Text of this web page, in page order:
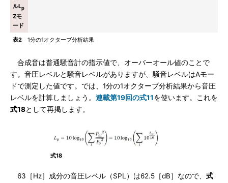
ルLp
Zモ
ード
表2 1分の1オクターブ分析結果
合成音は普通騒音計の指示値で、オーバーオール値のことで
す。音圧レベルと騒音レベルがありますが、騒音レベルはAモー
ドで測定した値です。では、1分の1オクターブ分析結果から音圧
レベルを計算しましょう。 連載第19回の式11を使います。これを
式18として再掲します。
式18
63［Hz］成分の音圧レベル（SPL）は62.5［dB］なので、 式